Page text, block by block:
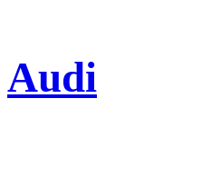
Audi